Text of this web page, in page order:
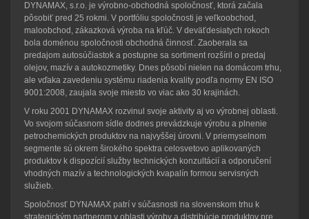
DYNAMAX, s.r.o. je výrobno-obchodná spoločnosť, ktorá začala
pôsobiť pred 25 rokmi. V portfóliu spoločnosti je veľkoobchod,
maloobchod, zákazková výroba na kľúč. V deväťdesiatych rokoch
bola doménou spoločnosti obchodná činnosť. Zaoberala sa
predajom autosúčiastok a postupne sa sortiment rozšíril o predaj
olejov, mazív a autokozmetiky. Dnes pôsobí nielen na domácom trhu,
ale vďaka zavedeniu systému riadenia kvality podľa normy EN ISO
9001:2008, zaujala svoje miesto vo viac ako 30 krajinách.
V roku 2001 DYNAMAX rozvinul svoje aktivity aj vo výrobnej oblasti.
Vo svojom súčasnom sídle dodnes prevádzkuje výrobu a plnenie
petrochemických produktov na najvyššej úrovni. V priemyselnom
segmente sú okrem širokého spektra celosvetovo aplikovaných
produktov k dispozícií služby technických konzultácií a odporučení
vhodných mazív a technologických kvapalín formou servisných
služieb.
Spoločnosť DYNAMAX patrí v súčasnosti na slovenskom trhu k
strategickým partnerom v oblasti výroby a distribúcie produktov pre